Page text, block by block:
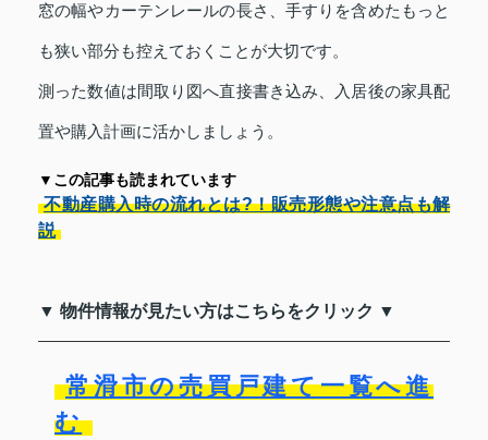
窓の幅やカーテンレールの長さ、手すりを含めたもっと
も狭い部分も控えておくことが大切です。
測った数値は間取り図へ直接書き込み、入居後の家具配
置や購入計画に活かしましょう。
▼この記事も読まれています
不動産購入時の流れとは?！販売形態や注意点も解
説
▼ 物件情報が見たい方はこちらをクリック ▼
常滑市の売買戸建て一覧へ進
む